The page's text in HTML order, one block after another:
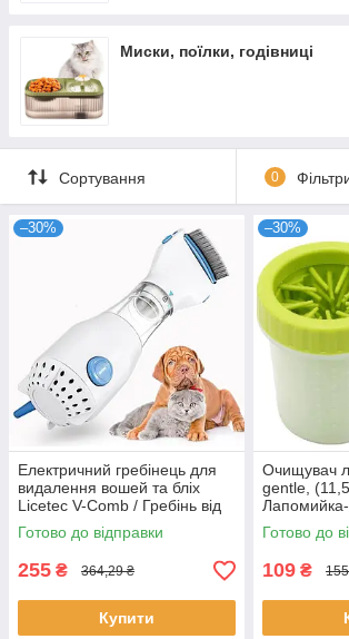
Миски, поїлки, годівниці
Сортування 0
–30%
Електричний гребінець для
видалення вошей та бліх
Licetec V-Comb / Гребінь від
вошей для тварин
Готово до відправки
255 ₴ 364,29 ₴
Купити
–30%
Очищувач
gentle,
домашніх
Силіконова
Готово до
109 ₴